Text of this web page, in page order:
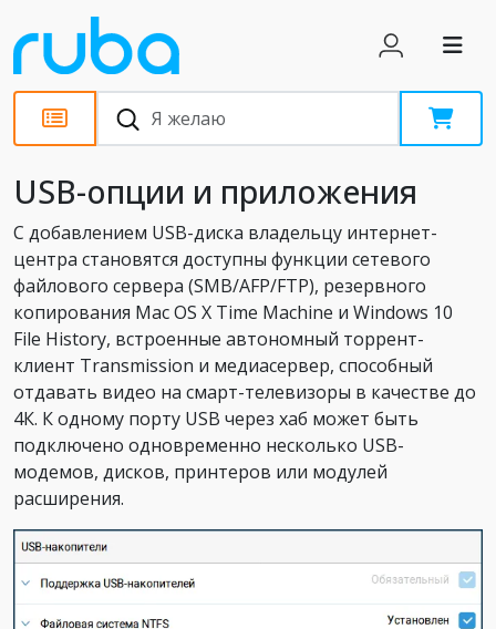
Статьи
USB-опции и приложения
С добавлением USB-диска владельцу интернет-
центра становятся доступны функции сетевого
файлового сервера (SMB/AFP/FTP), резервного
копирования Mac OS X Time Machine и Windows 10
File History, встроенные автономный торрент-
клиент Transmission и медиасервер, способный
отдавать видео на смарт-телевизоры в качестве до
4К. К одному порту USB через хаб может быть
подключено одновременно несколько USB-
модемов, дисков, принтеров или модулей
расширения.